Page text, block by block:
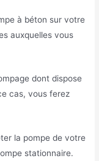
à béton sur votre
auxquelles vous
dont dispose
cas, vous ferez
la pompe de votre
stationnaire.